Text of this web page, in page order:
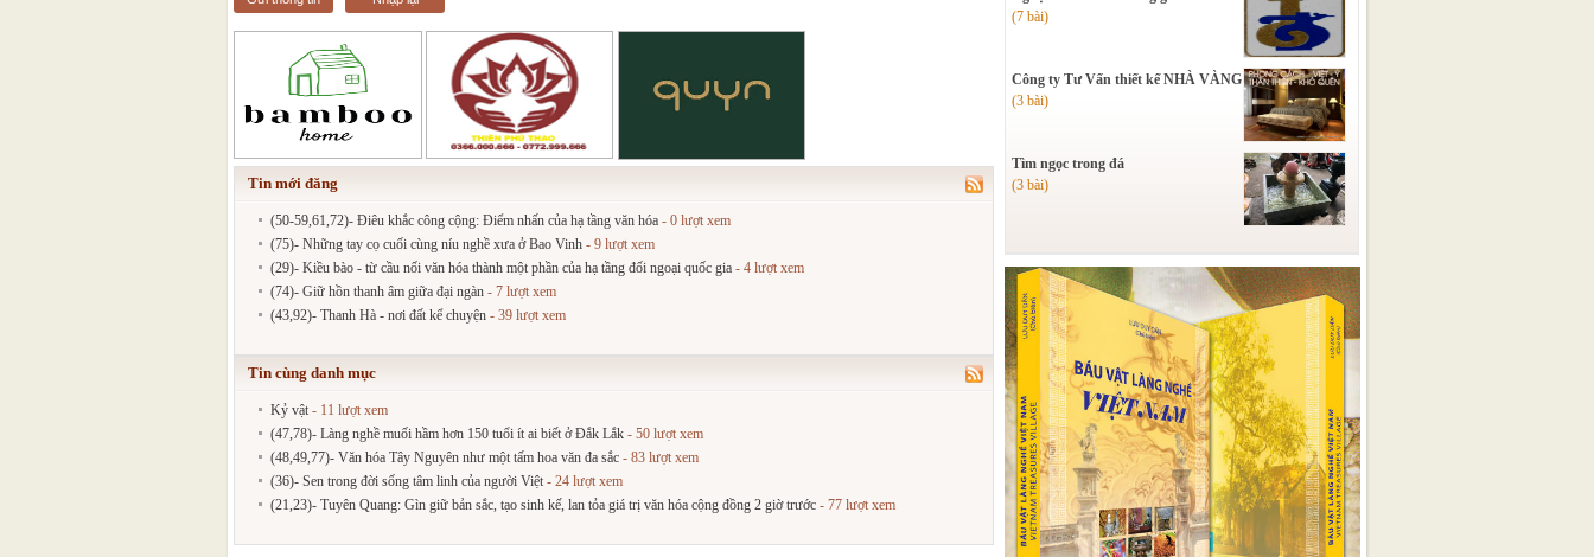
Tin mới đăng
(50-59,61,72)- Điêu khắc công cộng: Điểm nhấn của hạ tầng văn hóa - 0 lượt xem
(75)- Những tay cọ cuối cùng níu nghề xưa ở Bao Vinh - 9 lượt xem
(29)- Kiều bào - từ cầu nối văn hóa thành một phần của hạ tầng đối ngoại quốc gia - 4 lượt xem
(74)- Giữ hồn thanh âm giữa đại ngàn - 7 lượt xem
(43,92)- Thanh Hà - nơi đất kể chuyện - 39 lượt xem
Tin cùng danh mục
Kỷ vật - 11 lượt xem
(47,78)- Làng nghề muối hầm hơn 150 tuổi ít ai biết ở Đắk Lắk - 50 lượt xem
(48,49,77)- Văn hóa Tây Nguyên như một tấm hoa văn đa sắc - 83 lượt xem
(36)- Sen trong đời sống tâm linh của người Việt - 24 lượt xem
(21,23)- Tuyên Quang: Gìn giữ bản sắc, tạo sinh kế, lan tỏa giá trị văn hóa cộng đồng 2 giờ trước - 77 lượt xem
(7 bài)
Công ty Tư Vấn thiết kế NHÀ VÀNG
(3 bài)
Tìm ngọc trong đá
(3 bài)